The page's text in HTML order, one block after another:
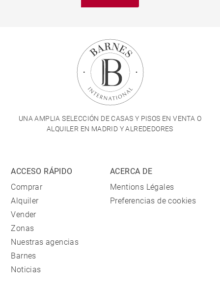
UNA AMPLIA SELECCIÓN DE CASAS Y PISOS EN VENTA O
ALQUILER EN MADRID Y ALREDEDORES
ACCESO RÁPIDO
Comprar
Alquiler
Vender
Zonas
Nuestras agencias
Barnes
Noticias
ACERCA DE
Mentions Légales
Preferencias de cookies